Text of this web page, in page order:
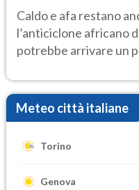
Caldo e afa restano
l’anticiclone africano
potrebbe arrivare un
Meteo città italiane
Torino
Genova